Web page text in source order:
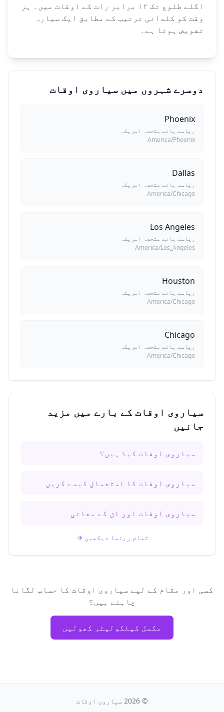
اگلے طلوع تک ۱۲ برابر رات کے اوقات میں۔ ہر
وقت کو کلدانی ترتیب کے مطابق ایک سیارہ
تفویض ہوتا ہے۔
دوسرے شہروں میں سیاروی اوقات
Phoenix
ریاست ہائے متحدہ امریکہ
America/Phoenix
Dallas
ریاست ہائے متحدہ امریکہ
America/Chicago
Los Angeles
ریاست ہائے متحدہ امریکہ
America/Los_Angeles
Houston
ریاست ہائے متحدہ امریکہ
America/Chicago
Chicago
ریاست ہائے متحدہ امریکہ
America/Chicago
سیاروی اوقات کے بارے میں مزید
جانیں
سیاروی اوقات کیا ہیں؟
سیاروی اوقات کا استعمال کیسے کریں
سیاروی اوقات اور ان کے معانی
تمام رہنما دیکھیں →
کسی اور مقام کے لیے سیاروی اوقات کا حساب لگانا
چاہتے ہیں؟
مکمل کیلکولیٹر کھولیں
©
2026 سیاروی اوقات